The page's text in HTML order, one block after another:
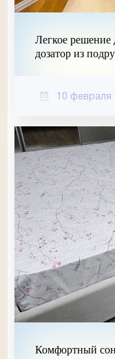
Легкое
дозатор из
10 февраля
Комфортный